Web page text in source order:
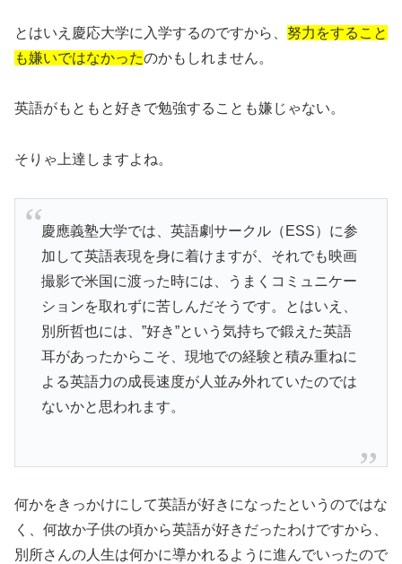
とはいえ慶応大学に入学するのですから、 努力をすること
も嫌いではなかったのかもしれません。
英語がもともと好きで勉強することも嫌じゃない。
そりゃ上達しますよね。
慶應義塾大学では、英語劇サークル（ESS）に参
加して英語表現を身に着けますが、それでも映画
撮影で米国に渡った時には、うまくコミュニケー
ションを取れずに苦しんだそうです。とはいえ、
別所哲也には、”好き”という気持ちで鍛えた英語
耳があったからこそ、現地での経験と積み重ねに
よる英語力の成長速度が人並み外れていたのでは
ないかと思われます。
何かをきっかけにして英語が好きになったというのではな
く、何故か子供の頃から英語が好きだったわけですから、
別所さんの人生は何かに導かれるように進んでいったので